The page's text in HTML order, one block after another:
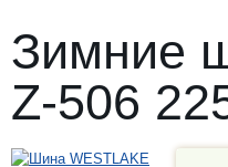
Зимние
Z-506